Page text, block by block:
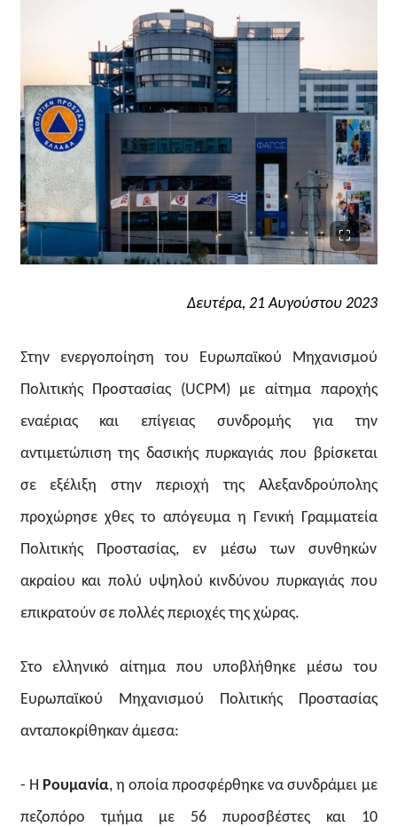
Δευτέρα, 21 Αυγούστου 2023
Στην ενεργοποίηση του Ευρωπαϊκού Μηχανισμού
Πολιτικής Προστασίας (UCPM) με αίτημα παροχής
εναέριας και επίγειας συνδρομής για την
αντιμετώπιση της δασικής πυρκαγιάς που βρίσκεται
σε εξέλιξη στην περιοχή της Αλεξανδρούπολης
προχώρησε χθες το απόγευμα η Γενική Γραμματεία
Πολιτικής Προστασίας, εν μέσω των συνθηκών
ακραίου και πολύ υψηλού κινδύνου πυρκαγιάς που
επικρατούν σε πολλές περιοχές της χώρας.
Στο ελληνικό αίτημα που υποβλήθηκε μέσω του
Ευρωπαϊκού Μηχανισμού Πολιτικής Προστασίας
ανταποκρίθηκαν άμεσα:
- Η Ρουμανία, η οποία προσφέρθηκε να συνδράμει με
πεζοπόρο τμήμα με 56 πυροσβέστες και 10